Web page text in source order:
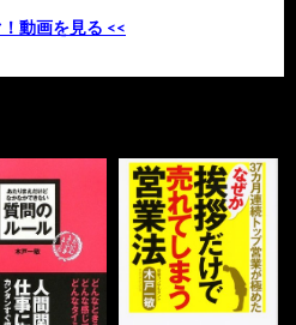
動画を見る <<